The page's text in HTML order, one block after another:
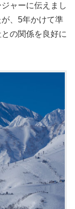
ャーに伝えまし
、5年かけて準
の関係を良好に